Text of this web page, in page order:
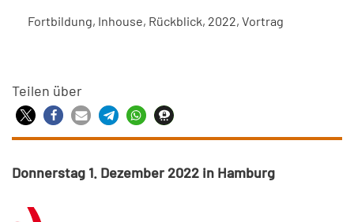
Fortbildung, Inhouse, Rückblick, 2022,Vortrag
Teilen über
Donnerstag 1. Dezember 2022 in Hamburg